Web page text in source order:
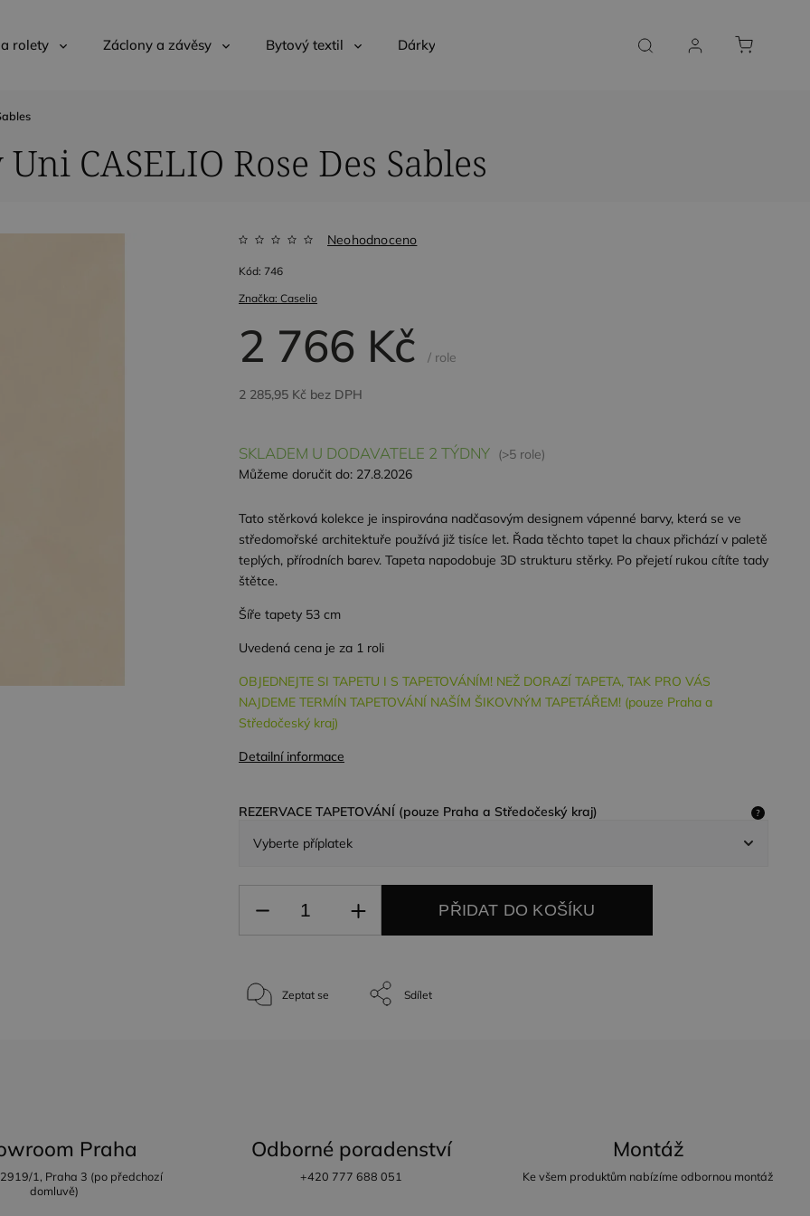
rolety Záclony a závěsy Bytový textil Dárky a poukazy SLUŽBY NA MÍRU KONTAKT
CASELIO Rose Des Sables
Značka:Caselio
Neohodnoceno
2 766 Kč / role
2 285,95 Kč bez DPH
Kód: 746
Tato stěrková kolekce je inspirována nadčasovým designem vápenné barvy, která se ve
středomořské architektuře používá již tisíce let. Řada těchto tapet la chaux přichází v paletě
teplých, přírodních barev. Tapeta napodobuje 3D strukturu stěrky. Po přejetí rukou cítíte tady
štětce.
Šíře tapety 53 cm
Uvedená cena je za 1 roli
OBJEDNEJTE SI TAPETU I S TAPETOVÁNÍM! NEŽ DORAZÍ TAPETA, TAK PRO VÁS
NAJDEME TERMÍN TAPETOVÁNÍ NAŠÍM ŠIKOVNÝM TAPETÁŘEM! (pouze Praha a
Středočeský kraj)
Detailní informace
REZERVACE TAPETOVÁNÍ (pouze Praha a Středočeský kraj) ?
SKLADEM U DODAVATELE 2 TÝDNY (>5 role)
Můžeme doručit do: 27.8.2026
PŘIDAT DO KOŠÍKU
Zeptat se Sdílet
Praha
1, Praha 3 (po předchozí
domluvě)
Odborné poradenství
+420 777 688 051
Montáž
Ke všem produktům nabízíme odbornou montáž